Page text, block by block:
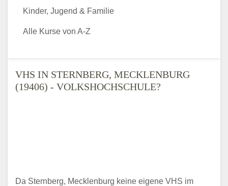
VHS IN STERNBERG, MECKLENBURG
(19406) - VOLKSHOCHSCHULE?
Da Sternberg, Mecklenburg keine eigene VHS im
Kinder, Jugend & Familie
Alle Kurse von A-Z